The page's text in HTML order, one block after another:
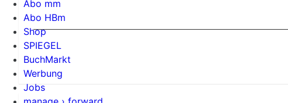
Abo mm
Abo HBm
Shop
SPIEGEL
BuchMarkt
Werbung
Jobs